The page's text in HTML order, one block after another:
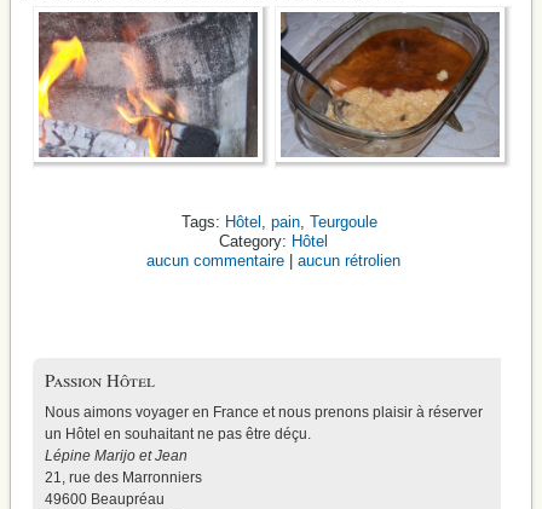
Hôtel pain, Teurgoule
Hôtel
aucun commentaire| aucun rétrolien
Passion Hôtel
Nous aimons voyager en France et nous prenons plaisir à réserver
un Hôtel en souhaitant ne pas être déçu.
Lépine Marijo et Jean
21, rue des Marronniers
49600 Beaupréau